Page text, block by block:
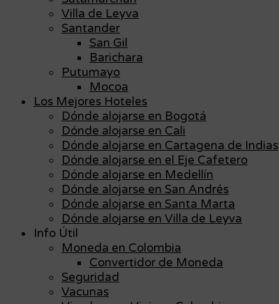
Villa de Leyva
Santander
San Gil
Barichara
Putumayo
Mocoa
Los Mejores Hoteles
Dónde alojarse en Bogotá
Dónde alojarse en Cali
Dónde alojarse en Cartagena de Indias
Dónde alojarse en el Eje Cafetero
Dónde alojarse en Medellín
Dónde alojarse en San Andrés
Dónde alojarse en Santa Marta
Dónde alojarse en Villa de Leyva
Info Útil
Moneda en Colombia
Convertidor de Moneda
Seguridad
Vacunas